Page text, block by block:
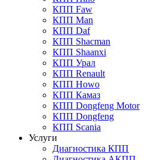
КПП Faw
КПП Man
КПП Daf
КПП Shacman
КПП Shaanxi
КПП Урал
КПП Renault
КПП Howo
КПП Камаз
КПП Dongfeng Motor
КПП Dongfeng
КПП Scania
Услуги
Диагностика КПП